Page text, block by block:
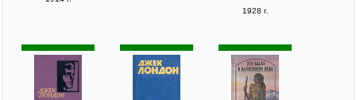
1928 г.